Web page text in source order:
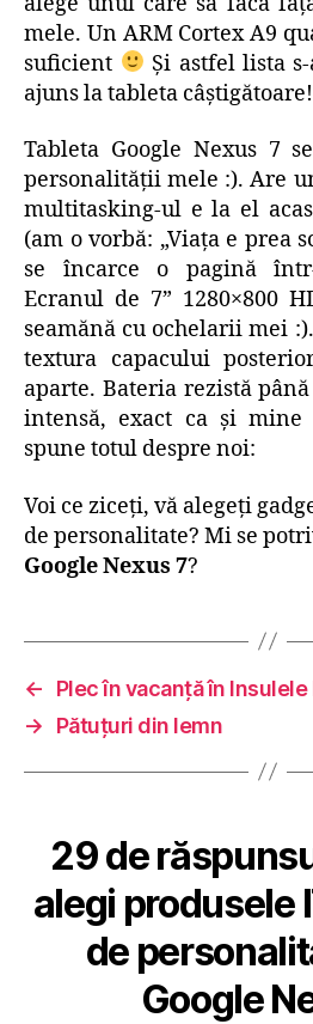
mele. Un ARM Cortex A9
suficient
Şi astfel lista
ajuns la tableta câştigătoare!
Tableta Google Nexus 7
personalităţii mele :). Are
multitasking-ul e la el
(am o vorbă: „Viaţa e prea
se încarce o pagină
Ecranul de 7” 1280×800
seamănă cu ochelarii mei
textura capacului
aparte. Bateria rezistă
intensă, exact ca şi mine
spune totul despre noi:
Voi ce ziceţi, vă alegeţi
de personalitate? Mi se
Google Nexus 7?
←
Plec în vacanţă în Insulele
→
Pătuţuri din lemn
29 de
alegi produsele
de
Google